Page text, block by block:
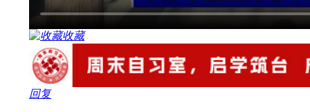
收藏
回复